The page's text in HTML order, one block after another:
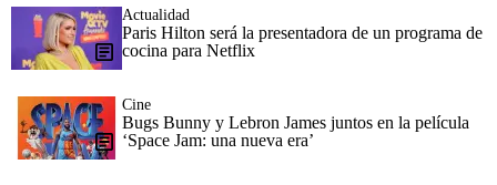
Actualidad
Paris Hilton será la presentadora de un programa de
cocina para Netflix
Cine
Bugs Bunny y Lebron James juntos en la película
‘Space Jam: una nueva era’